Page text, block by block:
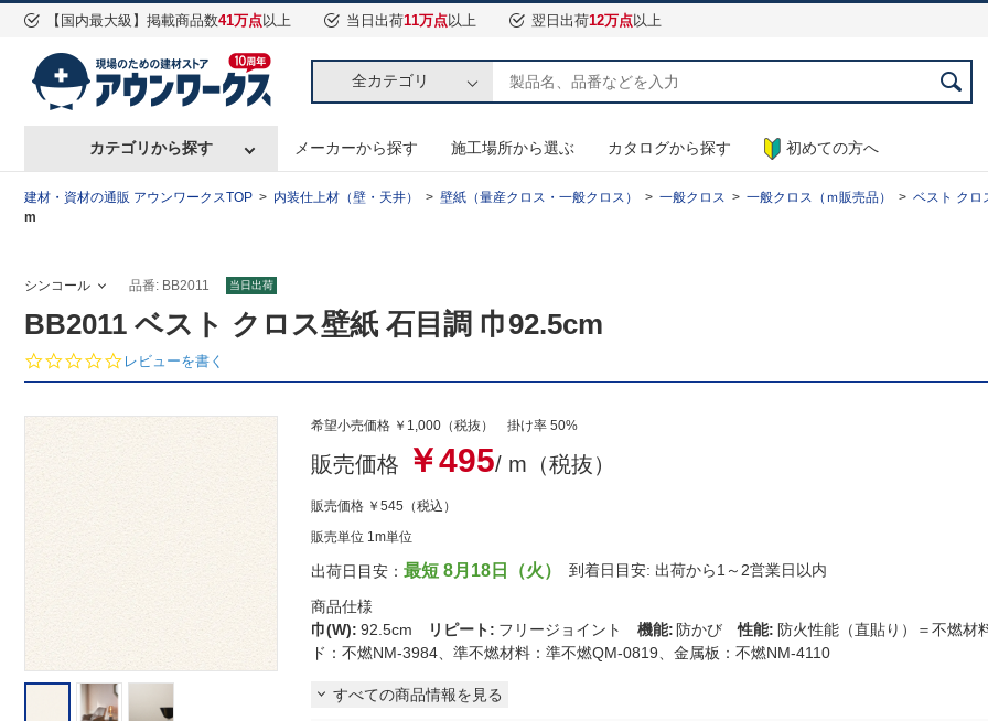
【国内最大級】掲載商品数41万点以上 当日出荷11万点以上 翌日出荷12万点以上
全カテゴリ
カテゴリから探す メーカーから探す 施工場所から選ぶ カタログから探す 初めての方へ
建材・資材の通販 アウンワークスTOP 内装仕上材（壁・天井） 壁紙（量産クロス・一般クロス） 一般クロス 一般クロス（ｍ販売品） ベスト クロ
m
シンコール 品番: BB2011 当日出荷
BB2011 ベスト クロス壁紙 石目調 巾92.5cm
0.
0
t
レビューを書く
希望小売価格 ￥1,000（税抜） 掛け率 50%
販売価格 ￥495/ m（税抜）
販売価格 ￥545 （税込）
販売単位 1m単位
出荷日目安： 最短 8月18日（火） 到着日目安: 出荷から1～2営業日以内
商品仕様
巾(W): 92.5cm リピート: フリージョイント 機能: 防かび性能: 防火性能（直貼り）＝不燃材
ド：不燃NM-3984、準不燃材料：準不燃QM-0819、金属板：不燃NM-4110
すべての商品情報を見る